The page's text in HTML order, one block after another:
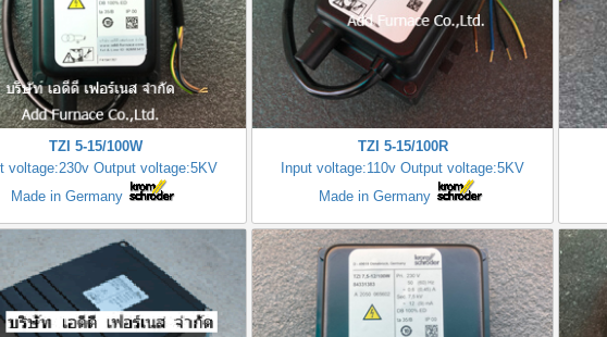
TZI 5-15/100W
voltage:230v Output voltage:5KV
Made in Germany
TZI 5-15/100R
Input voltage:110v Output voltage:5KV
Made in Germany